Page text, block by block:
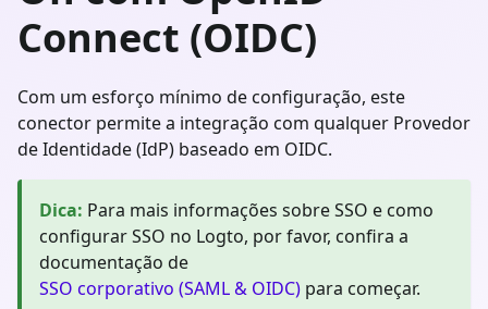
Connect (OIDC)
Com um esforço mínimo de configuração, este
conector permite a integração com qualquer Provedor
de Identidade (IdP) baseado em OIDC.
Dica: Para mais informações sobre SSO e como
configurar SSO no Logto, por favor, confira a
documentação de
SSO corporativo (SAML & OIDC) para começar.